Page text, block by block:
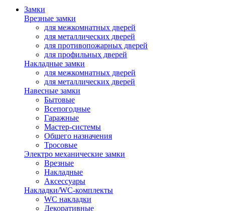
Замки
Врезные замки
для межкомнатных дверей
для металлических дверей
для противопожарных дверей
для профильных дверей
Накладные замки
для межкомнатных дверей
для металлических дверей
Навесные замки
Бытовые
Всепогодные
Гаражные
Мастер-системы
Общего назначения
Тросовые
Электро механические замки
Врезные
Накладные
Аксессуары
Накладки/WC-комплекты
WC накладки
Декоративные